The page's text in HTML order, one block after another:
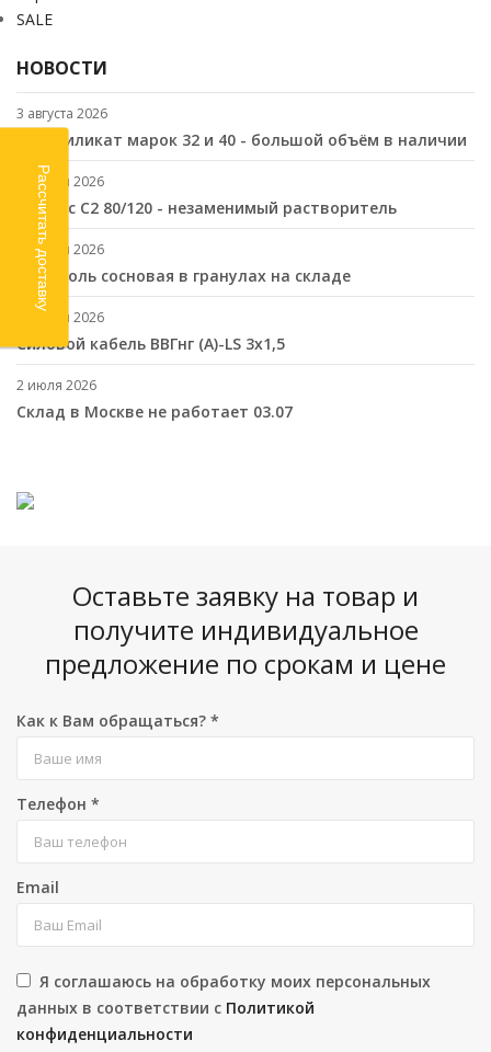
SALE
НОВОСТИ
3 августа 2026
Этилсиликат марок 32 и 40 - большой объём в наличии
24 июля 2026
Нефрас С2 80/120 - незаменимый растворитель
17 июля 2026
Канифоль сосновая в гранулах на складе
10 июля 2026
Cиловой кабель ВВГнг (A)-LS 3х1,5
2 июля 2026
Склад в Москве не работает 03.07
Оставьте заявку на товар и
получите индивидуальное
предложение по срокам и цене
Как к Вам обращаться? *
Телефон *
Email
Я соглашаюсь на обработку моих персональных
данных в соответствии с Политикой
конфиденциальности
Рассчитать доставку